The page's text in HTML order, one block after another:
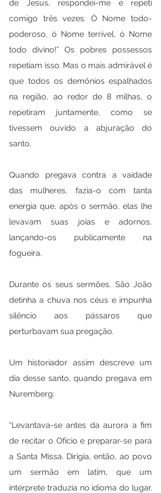
de Jesus, respondei-me e repeti
comigo três vezes: Ó Nome todo-
poderoso, ó Nome terrível, ó Nome
todo divino!” Os pobres possessos
repetiam isso. Mas o mais admirável é
que todos os demônios espalhados
na região, ao redor de 8 milhas, o
repetiram juntamente, como se
tivessem ouvido a abjuração do
santo.
Quando pregava contra a vaidade
das mulheres, fazia-o com tanta
energia que, após o sermão, elas lhe
levavam suas joias e adornos,
lançando-os publicamente na
fogueira.
Durante os seus sermões, São João
detinha a chuva nos céus e impunha
silêncio aos pássaros que
perturbavam sua pregação.
Um historiador assim descreve um
dia desse santo, quando pregava em
Nuremberg:
“Levantava-se antes da aurora a fim
de recitar o Ofício e preparar-se para
a Santa Missa. Dirigia, então, ao povo
um sermão em latim, que um
intérprete traduzia no idioma do lugar.